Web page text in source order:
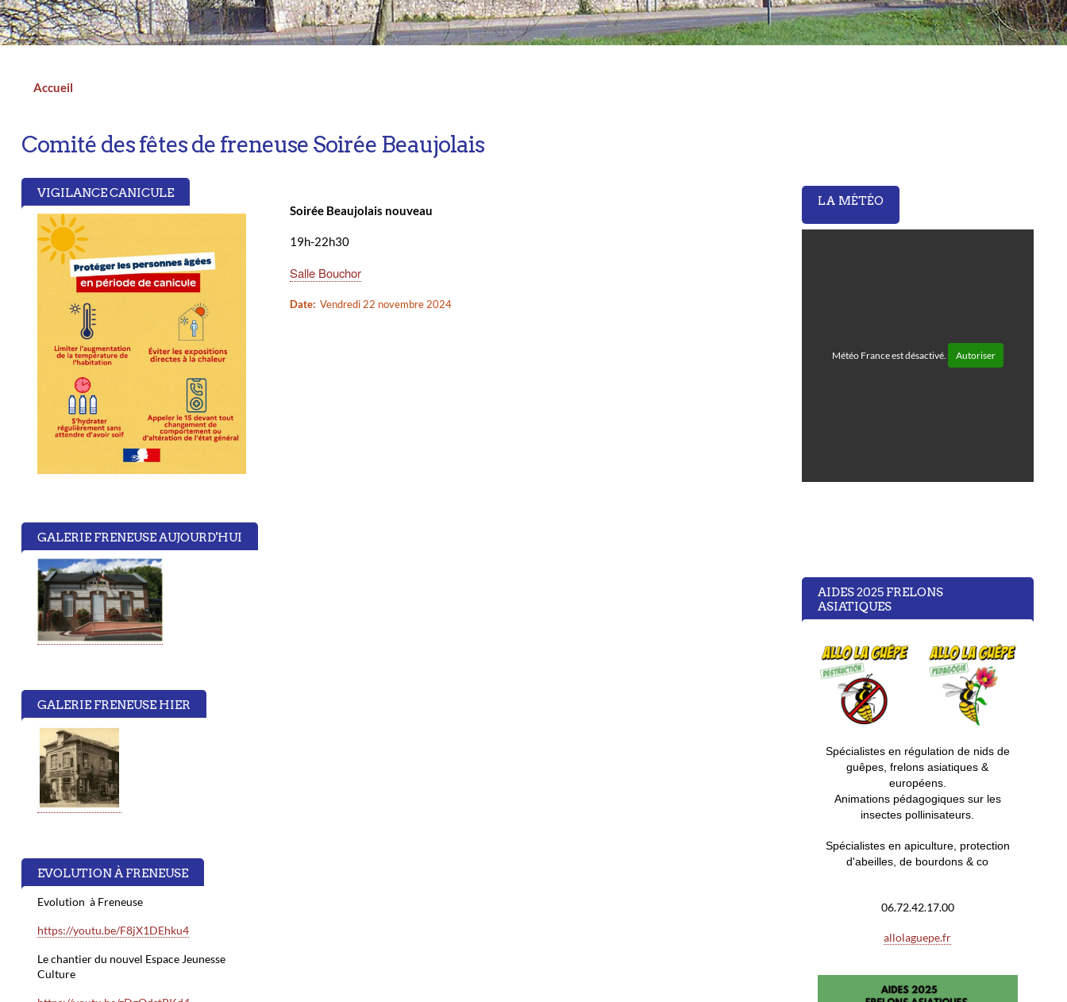
d
I
n
t
a
i
Accueil
Comité des fêtes de freneuse Soirée Beaujolais
Soirée Beaujolais nouveau
19h-22h30
Salle Bouchor
Date Vendredi 22 novembre 2024
VIGILANCE CANICULE
GALERIE FRENEUSE AUJOURD'HUI
GALERIE FRENEUSE HIER
EVOLUTION À FRENEUSE
Evolution à Freneuse
https://youtu.be/F8jX1DEhku4
Le chantier du nouvel Espace Jeunesse
Culture
LA MÉTÉO
Météo France est désactivé. Autoriser
AIDES 2025 FRELONS
ASIATIQUES
Spécialistes en régulation de nids de
guêpes, frelons asiatiques &
européens.
Animations pédagogiques sur les
insectes pollinisateurs.
Spécialistes en apiculture, protection
d'abeilles, de bourdons & co
06.72.42.17.00
allolaguepe.fr